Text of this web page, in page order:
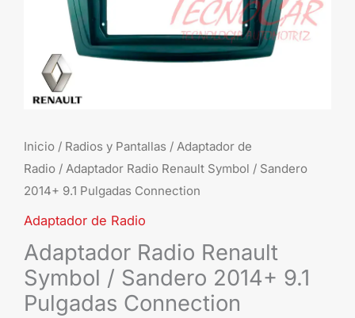
Inicio / Radios y Pantallas / Adaptador de
Radio / Adaptador Radio Renault Symbol / Sandero
2014+ 9.1 Pulgadas Connection
Adaptador de Radio
Adaptador Radio Renault
Symbol / Sandero 2014+ 9.1
Pulgadas Connection